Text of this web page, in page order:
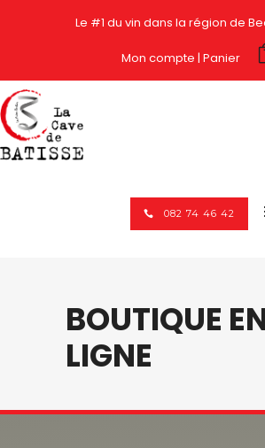
Le #1 du vin dans la région de
Mon compte Panier
082 74 46 42
BOUTIQUE
LIGNE